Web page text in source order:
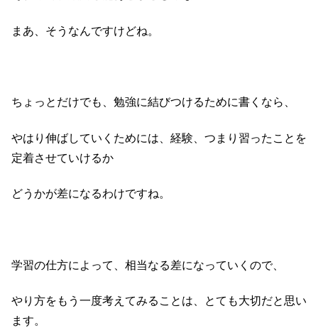
まあ、そうなんですけどね。
ちょっとだけでも、勉強に結びつけるために書くなら、
やはり伸ばしていくためには、経験、つまり習ったことを
定着させていけるか
どうかが差になるわけですね。
学習の仕方によって、相当なる差になっていくので、
やり方をもう一度考えてみることは、とても大切だと思い
ます。